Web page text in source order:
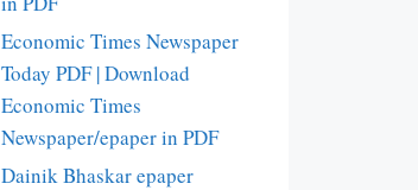
Economic Times Newspaper
Today PDF | Download
Economic Times
Newspaper/epaper in PDF
Dainik Bhaskar epaper